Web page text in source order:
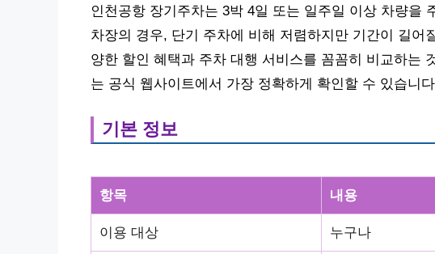
인천공항 장기주차는 3박 4일 또는 일주일 이상 차량을
차장의 경우, 단기 주차에 비해 저렴하지만 기간이 길어
양한 할인 혜택과 주차 대행 서비스를 꼼꼼히 비교하는
는 공식 웹사이트에서 가장 정확하게 확인할 수 있습니
기본 정보
항목 내용
이용 대상 누구나